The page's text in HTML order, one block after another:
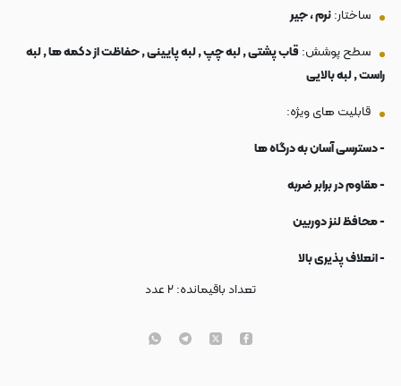
ساختار:نرم ، جیر
سطح پوشش: قاب پشتی , لبه چپ , لبه پایینی , حفاظت از دکمه ها , لبه
راست , لبه بالایی
قابلیت های ویژه:
- دسترسی آسان به درگاه ها
- مقاوم در برابر ضربه
- محافظ لنز دوربین
- انعلاف پذیری بالا
تعداد باقیمانده:۲عدد